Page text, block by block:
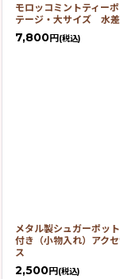
モロッコミントティー
テージ・大サイズ 水
7,800円(税込)
メタル製シュガーポッ
付き（小物入れ）アク
ス
2,500円(税込)